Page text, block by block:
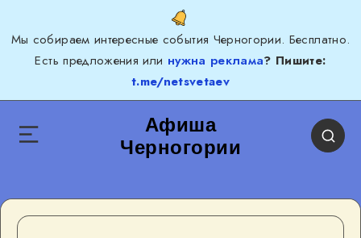
Мы собираем интересные события Черногории. Бесплатно.
Есть предложения или нужна реклама? Пишите:
t.me/netsvetaev
Афиша
Черногории